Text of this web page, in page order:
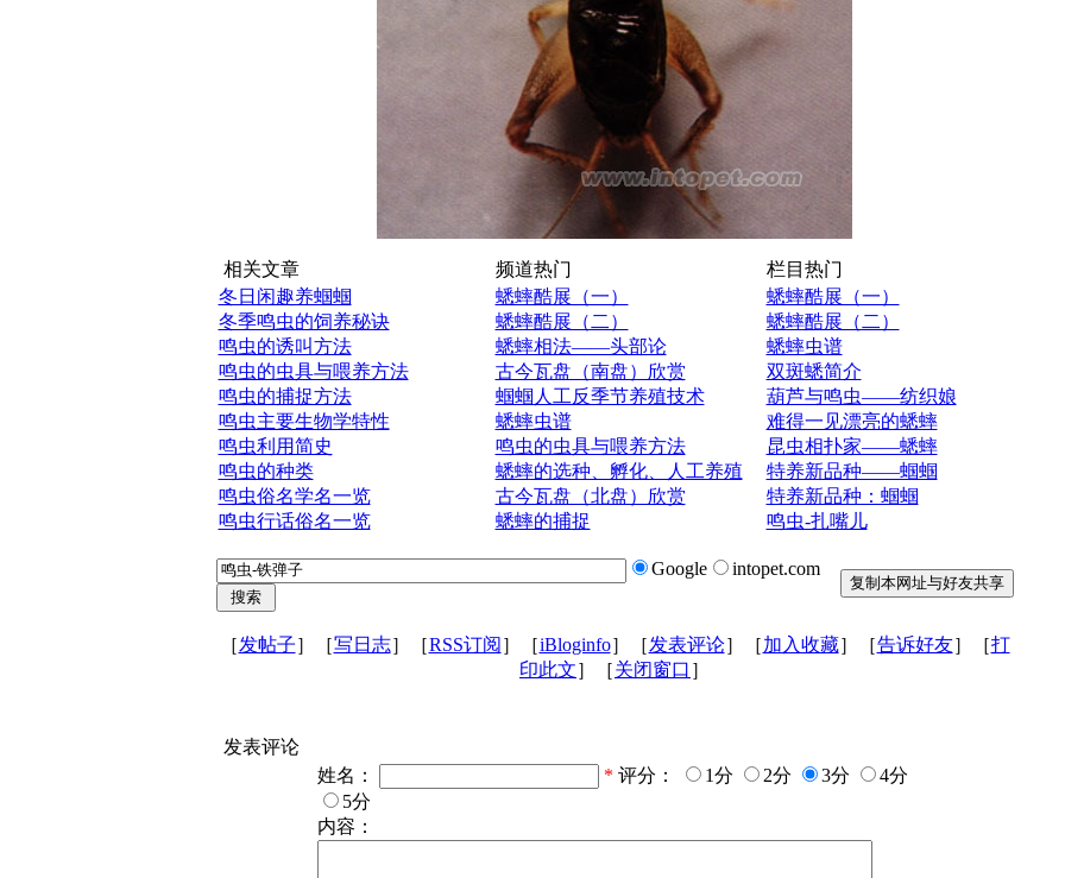
相关文章
冬日闲趣养蝈蝈
冬季鸣虫的饲养秘诀
鸣虫的诱叫方法
鸣虫的虫具与喂养方法
鸣虫的捕捉方法
鸣虫主要生物学特性
鸣虫利用简史
鸣虫的种类
鸣虫俗名学名一览
鸣虫行话俗名一览
频道热门
蟋蟀酷展（一）
蟋蟀酷展（二）
蟋蟀相法——头部论
古今瓦盘（南盘）欣赏
蝈蝈人工反季节养殖技术
蟋蟀虫谱
鸣虫的虫具与喂养方法
蟋蟀的选种、孵化、人工养殖
古今瓦盘（北盘）欣赏
蟋蟀的捕捉
栏目热门
蟋蟀酷展（一）
蟋蟀酷展（二）
蟋蟀虫谱
双斑蟋简介
葫芦与鸣虫——纺织娘
难得一见漂亮的蟋蟀
昆虫相扑家——蟋蟀
特养新品种——蝈蝈
特养新品种：蝈蝈
鸣虫-扎嘴儿
Google intopet.com
［发帖子］［写日志］［RSS订阅 ］［iBloginfo］［发表评论］［加入收藏］［告诉好友］［打
印此文］［关闭窗口 ］
发表评论
姓名：
* 评分： 1分 2分 3分
4分
5分
内容：